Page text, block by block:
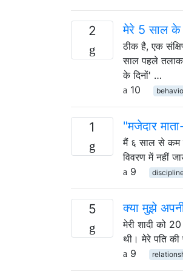
2 मेरे 5 साल के
ठीक है, एक
साल पहले तलाक
के दिनों' …
10
1 "मजेदार
मैं ६ साल से कम
विवरण में नहीं
9
5 क्या मुझे
मेरी शादी को
थी। मेरे पति
9